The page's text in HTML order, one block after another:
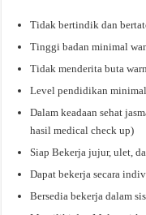
Tidak bertindik dan
Tinggi badan minimal
Tidak menderita buta
Level pendidikan
Dalam keadaan sehat
hasil medical check up)
Siap Bekerja jujur, ulet,
Dapat bekerja secara
Bersedia bekerja dalam